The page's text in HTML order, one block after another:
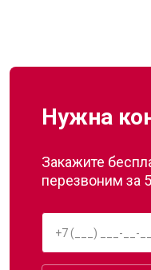
Нужна
Закажите
перезвоним за